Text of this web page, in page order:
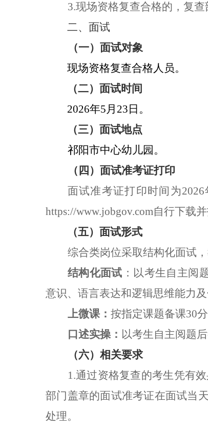
3.现场资格复查合格的，复查
二、面试
（一）面试对象
现场资格复查合格人员。
（二）面试时间
2026年5月 23 日 。
（三）面试地点
祁阳市中心幼儿园 。
（四） 面试准考证打印
面试准考证打印时间为2026
https://www.jobgov.com自行下载并
（五）面试形式
综合类岗位采取结构化面试
结构化面试 ：以考生自主阅
意识、语言表达和逻辑思维能力及
上微课： 按指定课题备课30
口述实操： 以考生自主阅题
（六） 相关要求
1.通过资格复查的考生凭有
部门盖章的面试准考证在面试当
处理。